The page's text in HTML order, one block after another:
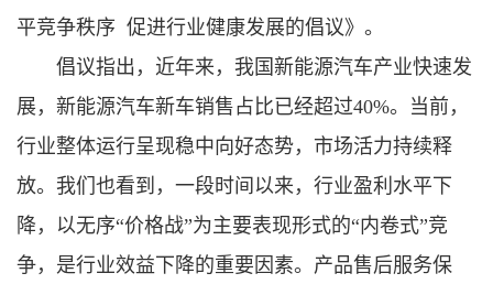
平竞争秩序 促进行业健康发展的倡议》。
倡议指出，近年来，我国新能源汽车产业快速发
展，新能源汽车新车销售占比已经超过40%。当前，
行业整体运行呈现稳中向好态势，市场活力持续释
放。我们也看到，一段时间以来，行业盈利水平下
降，以无序“价格战”为主要表现形式的“内卷式”竞
争，是行业效益下降的重要因素。产品售后服务保